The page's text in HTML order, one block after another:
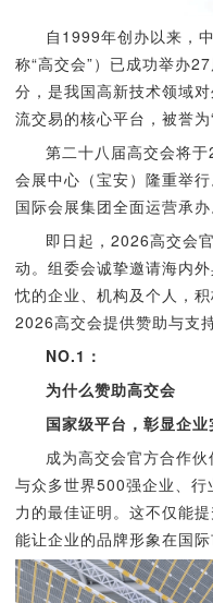
自1999年创办以来，
称“高交会”）已成功举办
分，是我国高新技术领域
流交易的核心平台，被誉为
第二十八届高交会将
会展中心（宝安）隆重举
国际会展集团全面运营承办
即日起，2026高交会
动。组委会诚挚邀请海内
忱的企业、机构及个人，
2026高交会提供赞助与支
NO.1：
为什么赞助高交会
国家级平台，彰显企业
成为高交会官方合作
与众多世界500强企业、
力的最佳证明。这不仅能
能让企业的品牌形象在国